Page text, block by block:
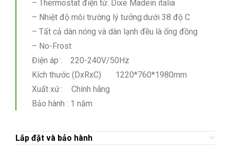
– Thermostat điện tử: Dixe Madein italia
– Nhiệt độ môi trường lý tưởng:dưới 38 độ C
– Tất cả dàn nóng và dàn lạnh đều là ống đồng
– No-Frost
Điện áp : 220-240V/50Hz
Kích thước (DxRxC) 1220*760*1980mm
Xuất xứ : Chính hãng
Bảo hành : 1 năm
Lắp đặt và bảo hành